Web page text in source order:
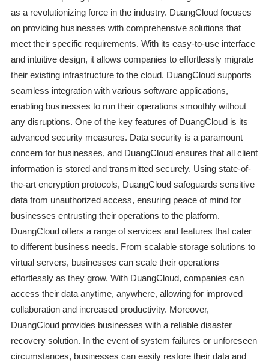
as a revolutionizing force in the industry. DuangCloud focuses
on providing businesses with comprehensive solutions that
meet their specific requirements. With its easy-to-use interface
and intuitive design, it allows companies to effortlessly migrate
their existing infrastructure to the cloud. DuangCloud supports
seamless integration with various software applications,
enabling businesses to run their operations smoothly without
any disruptions. One of the key features of DuangCloud is its
advanced security measures. Data security is a paramount
concern for businesses, and DuangCloud ensures that all client
information is stored and transmitted securely. Using state-of-
the-art encryption protocols, DuangCloud safeguards sensitive
data from unauthorized access, ensuring peace of mind for
businesses entrusting their operations to the platform.
DuangCloud offers a range of services and features that cater
to different business needs. From scalable storage solutions to
virtual servers, businesses can scale their operations
effortlessly as they grow. With DuangCloud, companies can
access their data anytime, anywhere, allowing for improved
collaboration and increased productivity. Moreover,
DuangCloud provides businesses with a reliable disaster
recovery solution. In the event of system failures or unforeseen
circumstances, businesses can easily restore their data and